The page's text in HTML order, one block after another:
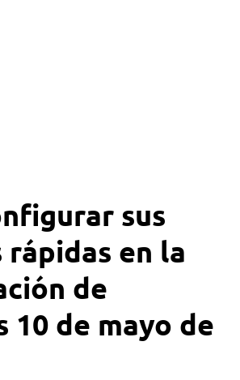
sus
rápidas en la
de
10 de mayo de